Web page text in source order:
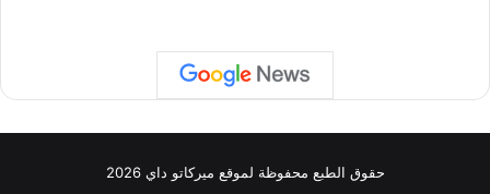
حقوق الطبع محفوظة لموقع ميركاتو داي 2026